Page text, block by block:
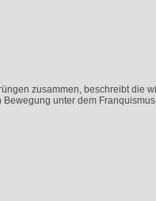
zusammen, beschreibt die
unter dem